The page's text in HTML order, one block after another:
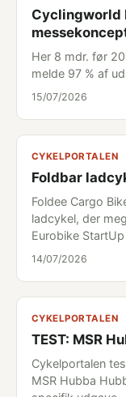
Cyclingworld
Her 8 mdr. før
melde 97 % af
15/07/2026
CYKELPORTALEN
Foldbar
Foldee Cargo
ladcykel, der
Eurobike
14/07/2026
CYKELPORTALEN
TEST: MSR
Cykelportalen
MSR Hubba